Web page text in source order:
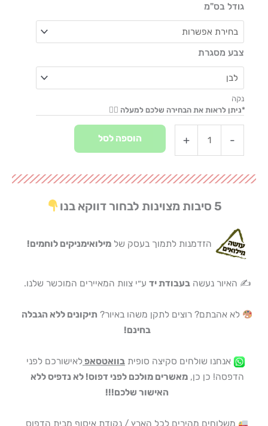
5 סיבות מצוינות לבחור דווקא בנו
הזדמנות לתמוך בעסק שלמילואימניקים לוחמים!
✍️ האיור נעשהבעבודת יד ע״י צוות המאיירים המוכשר שלנו.
לא אהבתם? רוצים לתקן משהו באיור? תיקונים ללא הגבלה
בחינם!
אנחנו שולחים סקיצה סופית בוואטסאפ לאישורכם לפני
הדפסה! כן כן,מאשרים מולכם לפני דפוס! לא נדפיס ללא
האישור שלכם!!!
משלוחים מהירים לכל הארץ / נקודת איסוף מבית הדפוס
גודל בס"מ
צבע מסגרת
נקה
-
+ הוספה לסל